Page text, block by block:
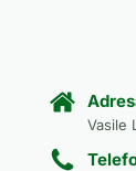
Vasile